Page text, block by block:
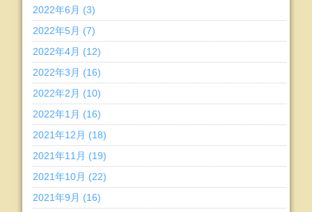
2022年6月 (3)
2022年5月 (7)
2022年4月 (12)
2022年3月 (16)
2022年2月 (10)
2022年1月 (16)
2021年12月 (18)
2021年11月 (19)
2021年10月 (22)
2021年9月 (16)